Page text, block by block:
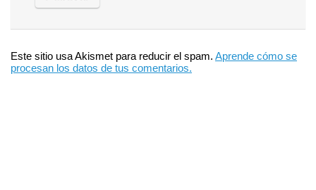
Este sitio usa Akismet para reducir el spam. Aprende cómo se
procesan los datos de tus comentarios.